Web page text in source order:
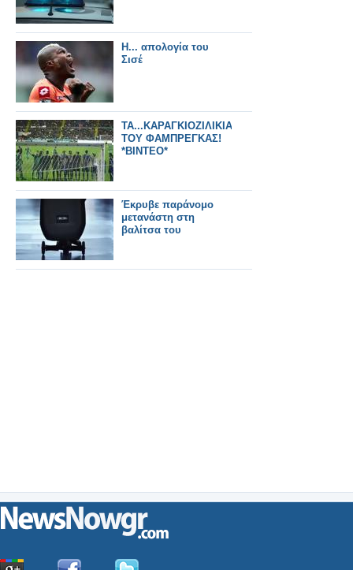
Η... απολογία του
Σισέ
ΤΑ...ΚΑΡΑΓΚΙΟΖΙΛΙΚΙΑ
ΤΟΥ ΦΑΜΠΡΕΓΚΑΣ!
*ΒΙΝΤΕΟ*
Έκρυβε παράνομο
μετανάστη στη
βαλίτσα του